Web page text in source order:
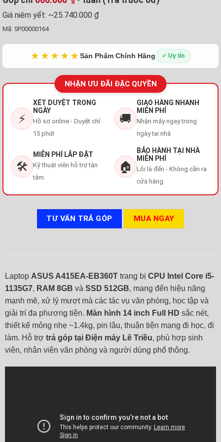
Giá niêm yết: ~25.740.000 ₫
Mã: SP00000164
★★★★★Sản Phẩm Chính Hãng ✓ Uy tín
NHẬN ƯU ĐÃI ĐẶC QUYỀN
⚡
XÉT DUYỆT TRONG
NGÀY
Hồ sơ online - Duyệt chỉ
15 phút
🚚
GIAO HÀNG NHANH
MIỄN PHÍ
Nhận máy ngay trong
ngày tại nhà
🛠️
MIỄN PHÍ LẮP ĐẶT
Kỹ thuật viên hỗ trợ tận
tâm
🏠
BẢO HÀNH TẠI NHÀ
MIỄN PHÍ
Lỗi là đến - Không cần ra
cửa hàng
TƯ VẤN TRẢ GÓP MUA NGAY
Laptop ASUS A415EA-EB360T trang bị CPU Intel Core i5-
1135G7, RAM 8GB và SSD 512GB, mang đến hiệu năng
mạnh mẽ, xử lý mượt mà các tác vụ văn phòng, học tập và
giải trí đa phương tiện. Màn hình 14 inch Full HD sắc nét,
thiết kế mỏng nhẹ ~1.4kg, pin lâu, thuận tiện mang đi học, đi
làm. Hỗ trợ trả góp tại Điện máy Lê Triều, phù hợp sinh
viên, nhân viên văn phòng và người dùng phổ thông.